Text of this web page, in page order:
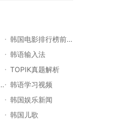
韩国电影排行榜前十名
韩语输入法
TOPIK真题解析
》第一册
韩语学习视频
韩国娱乐新闻
韩国儿歌